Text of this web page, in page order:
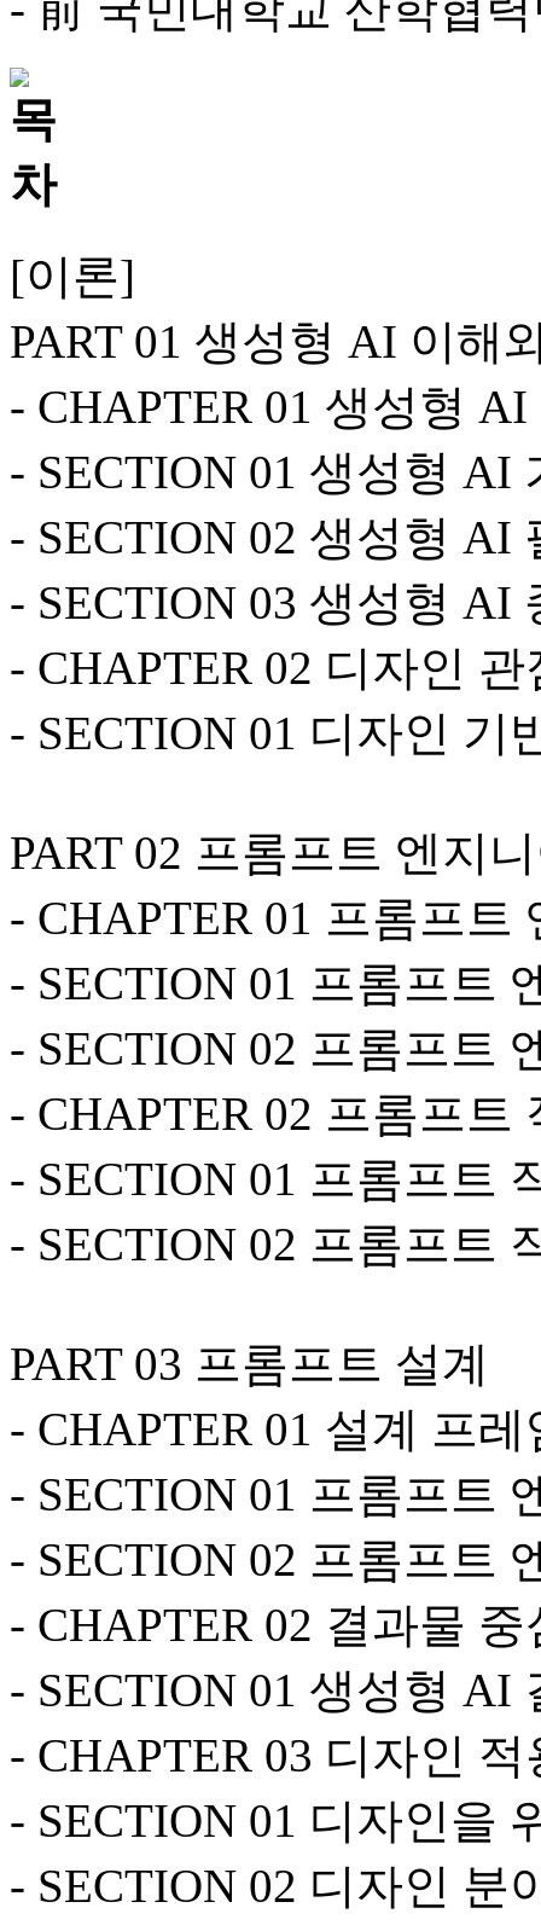
[이론]
PART 01 생성형 AI 이해
- CHAPTER 01 생성형
- SECTION 01 생성형 AI
- SECTION 02 생성형 AI
- SECTION 03 생성형 AI
- CHAPTER 02 디자인
- SECTION 01 디자인 기
PART 02 프롬프트 엔지
- CHAPTER 01 프롬프트
- SECTION 01 프롬프트
- SECTION 02 프롬프트
- CHAPTER 02 프롬프트
- SECTION 01 프롬프트
- SECTION 02 프롬프트
PART 03 프롬프트 설계
- CHAPTER 01 설계 프
- SECTION 01 프롬프트
- SECTION 02 프롬프트
- CHAPTER 02 결과물
- SECTION 01 생성형 AI
- CHAPTER 03 디자인
- SECTION 01 디자인을
- SECTION 02 디자인 분